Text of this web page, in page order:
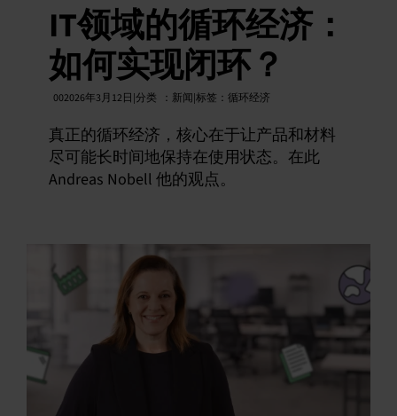
IT领域的循环经济：
如何实现闭环？
002026年3月12日|分类 ： 新闻|标签： 循环经济
真正的循环经济，核心在于让产品和材料
尽可能长时间地保持在使用状态。在此
Andreas Nobell 他的观点。